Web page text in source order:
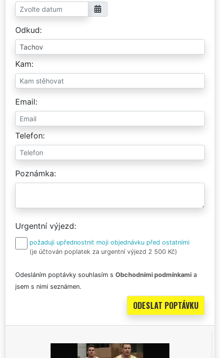
Odkud
Kam
Email
Telefon
Poznámka
Urgentní výjezd
požaduji upřednostnit moji objednávku před ostatními
(je účtován poplatek za urgentní výjezd 2 500 Kč)
Odesláním poptávky souhlasím s Obchodními podmínkami a
jsem s nimi seznámen.